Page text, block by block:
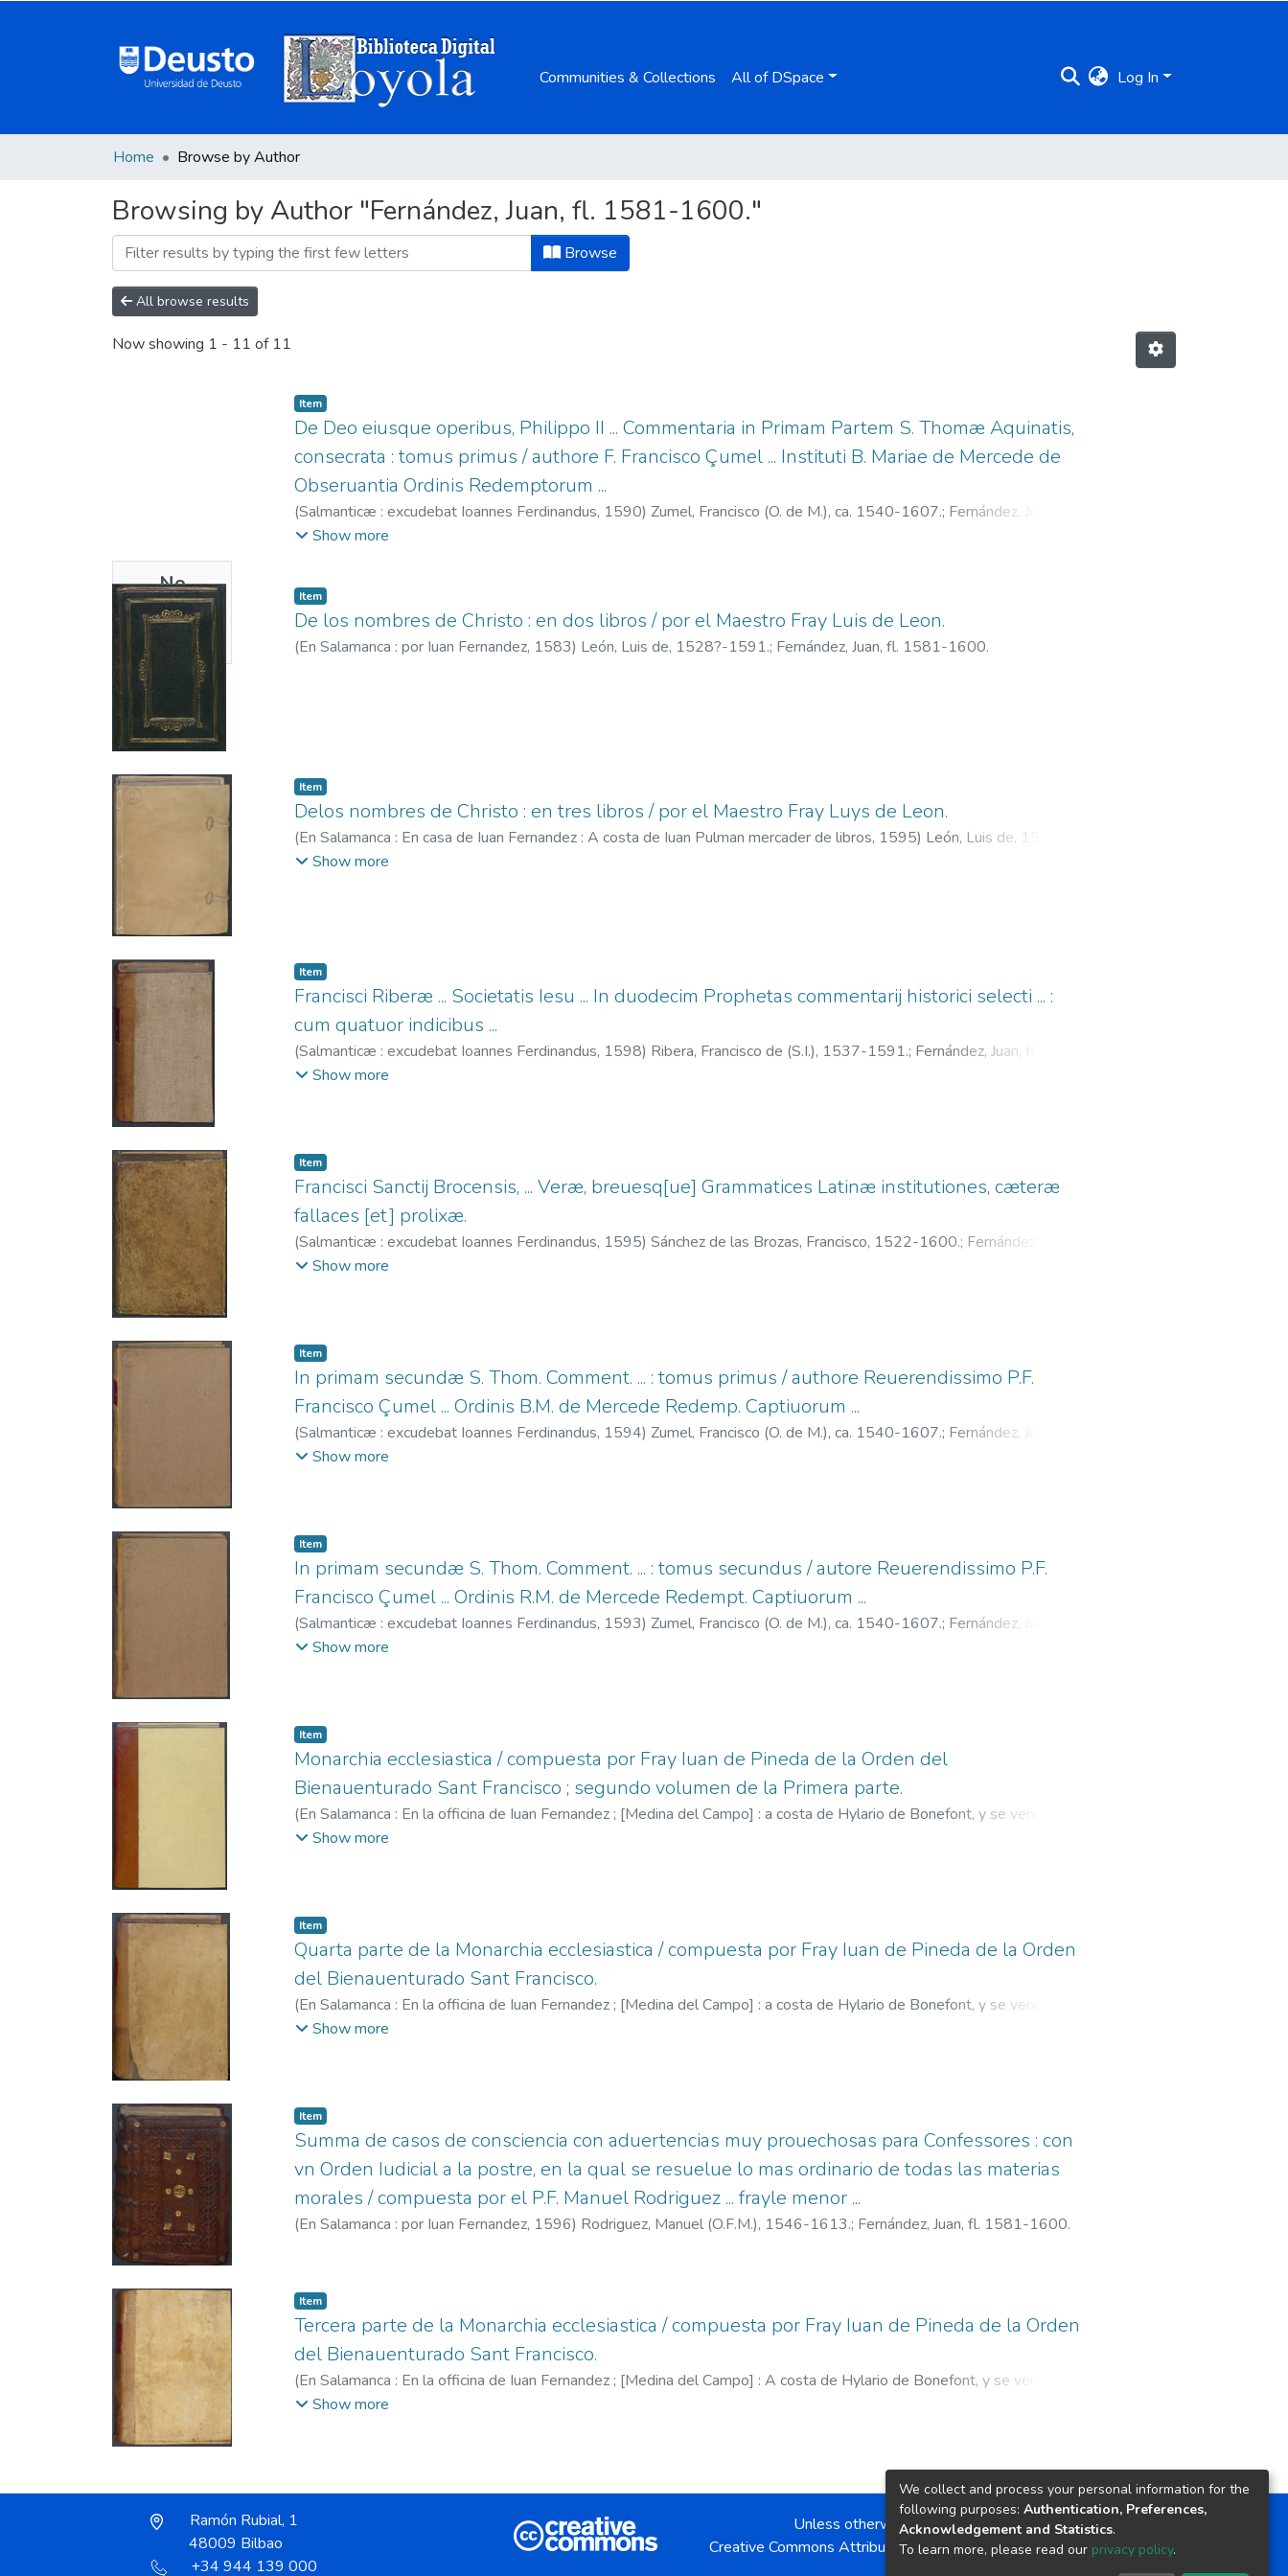
Communities & Collections All of DSpace Log In
Home Browse by Author
Browsing by Author "Fernández, Juan, fl. 1581-1600."
Browse
All browse results
Now showing 1 - 11 of 11
No
Thumbnail
Available
Item
De Deo eiusque operibus, Philippo II ... Commentaria in Primam Partem S. Thomæ Aquinatis,
consecrata : tomus primus / authore F. Francisco Çumel ... Instituti B. Mariae de Mercede de
Obseruantia Ordinis Redemptorum ...
(Salmanticæ : excudebat Ioannes Ferdinandus, 1590) Zumel, Francisco (O. de M.), ca. 1540-1607.; Fernández, Juan, fl.
1581-1600.
Show more
Item
De los nombres de Christo : en dos libros / por el Maestro Fray Luis de Leon.
(En Salamanca : por Iuan Fernandez, 1583) León, Luis de, 1528?-1591.; Fernández, Juan, fl. 1581-1600.
Item
Delos nombres de Christo : en tres libros / por el Maestro Fray Luys de Leon.
(En Salamanca : En casa de Iuan Fernandez : A costa de Iuan Pulman mercader de libros, 1595) León, Luis de, 1528?
-1591.;Fernández, Juan, fl. 1581-1600.
Show more
Item
Francisci Riberæ ... Societatis Iesu ... In duodecim Prophetas commentarij historici selecti ... :
cum quatuor indicibus ...
(Salmanticæ : excudebat Ioannes Ferdinandus, 1598) Ribera, Francisco de (S.I.), 1537-1591.; Fernández, Juan, fl.
1581-1600.
Show more
Item
Francisci Sanctij Brocensis, ... Veræ, breuesq[ue] Grammatices Latinæ institutiones, cæteræ
fallaces [et] prolixæ.
(Salmanticæ : excudebat Ioannes Ferdinandus, 1595) Sánchez de las Brozas, Francisco, 1522-1600.; Fernández, Juan,
fl. 1581-1600.
Show more
Item
In primam secundæ S. Thom. Comment. ... : tomus primus / authore Reuerendissimo P.F.
Francisco Çumel ... Ordinis B.M. de Mercede Redemp. Captiuorum ...
(Salmanticæ : excudebat Ioannes Ferdinandus, 1594) Zumel, Francisco (O. de M.), ca. 1540-1607.; Fernández, Juan, fl.
1581-1600.
Show more
Item
In primam secundæ S. Thom. Comment. ... : tomus secundus / autore Reuerendissimo P.F.
Francisco Çumel ... Ordinis R.M. de Mercede Redempt. Captiuorum ...
(Salmanticæ : excudebat Ioannes Ferdinandus, 1593) Zumel, Francisco (O. de M.), ca. 1540-1607.; Fernández, Juan, fl.
1581-1600.
Show more
Item
Monarchia ecclesiastica / compuesta por Fray Iuan de Pineda de la Orden del
Bienauenturado Sant Francisco ; segundo volumen de la Primera parte.
(En Salamanca : En la officina de Iuan Fernandez ; [Medina del Campo] : a costa de Hylario de Bonefont, y se venden en
su casa en Medina del Campo,
Show more
Item
Quarta parte de la Monarchia ecclesiastica / compuesta por Fray Iuan de Pineda de la Orden
del Bienauenturado Sant Francisco.
(En Salamanca : En la officina de Iuan Fernandez ; [Medina del Campo] : a costa de Hylario de Bonefont, y se venden en
su casa en Medina del Campo ; (En Burgos : En casa de Philippe de Iunta),
Show more
Item
Summa de casos de consciencia con aduertencias muy prouechosas para Confessores : con
vn Orden Iudicial a la postre, en la qual se resuelue lo mas ordinario de todas las materias
morales / compuesta por el P.F. Manuel Rodriguez ... frayle menor ...
(En Salamanca : por Iuan Fernandez, 1596) Rodriguez, Manuel (O.F.M.), 1546-1613.; Fernández, Juan, fl. 1581-1600.
Item
Tercera parte de la Monarchia ecclesiastica / compuesta por Fray Iuan de Pineda de la Orden
del Bienauenturado Sant Francisco.
(En Salamanca : En la officina de Iuan Fernandez ; [Medina del Campo] : A costa de Hylario de Bonefont, y se venden en
su casa en Medina del Campo ; (Impressa en Alcala de Henares : en casa de Iuan Gracian que sea en gloria),
Show more
Ramón Rubial, 1
48009 Bilbao
+34 944 139 000
Unless otherwise noted, the item license is described as:
Creative Commons Attribution-NonCommercial-NoDerivs 4.0 License
We collect and process your personal information for the
following purposes: Authentication, Preferences,
Acknowledgement and Statistics.
To learn more, please read our privacy policy.